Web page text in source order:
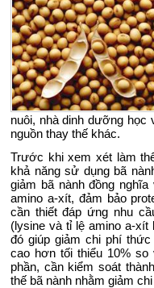
nuôi, nhà dinh dưỡng học
nguồn thay thế khác.
Trước khi xem xét làm
khả năng sử dụng bã
giảm bã nành đồng
amino a-xít, đảm bảo
cần thiết đáp ứng nhu
(lysine và tỉ lệ amino a-
đó giúp giảm chi phí
cao hơn tối thiểu 10%
phần, cần kiểm soát
thế bã nành nhằm giảm